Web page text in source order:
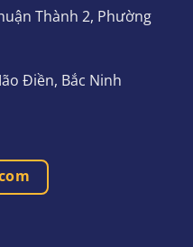
Thành 2, Phường
Điền, Bắc Ninh